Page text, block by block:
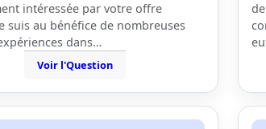
intéressée par votre offre
suis au bénéfice de nombreuses
dans…
Voir l'Question